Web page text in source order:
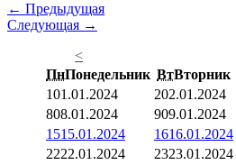
← Предыдущая
Следующая →
<
ПнПонедельник ВтВторник
101.01.2024 202.01.2024
808.01.2024 909.01.2024
1515.01.2024 1616.01.2024
2222.01.2024 2323.01.2024